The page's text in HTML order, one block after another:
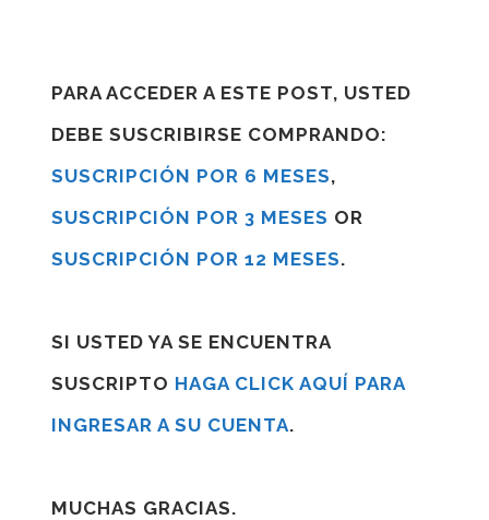
PARA ACCEDER A ESTE POST, USTED
DEBE SUSCRIBIRSE COMPRANDO:
SUSCRIPCIÓN POR 6 MESES,
SUSCRIPCIÓN POR 3 MESES OR
SUSCRIPCIÓN POR 12 MESES.
SI USTED YA SE ENCUENTRA
SUSCRIPTO HAGA CLICK AQUÍ PARA
INGRESAR A SU CUENTA.
MUCHAS GRACIAS.